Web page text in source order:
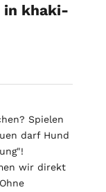
in khaki-
Spielen
darf Hund
wir direkt